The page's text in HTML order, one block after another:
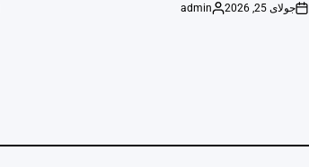
on
جولای 25, 2026
Posted
admin